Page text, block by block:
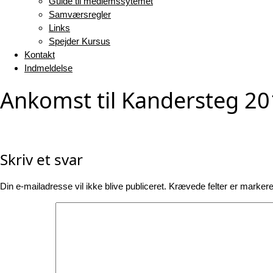
Samværsregler
Links
Spejder Kursus
Kontakt
Indmeldelse
Ankomst til Kandersteg
Skriv et svar
Din e-mailadresse vil ikke blive publiceret. Krævede felter er